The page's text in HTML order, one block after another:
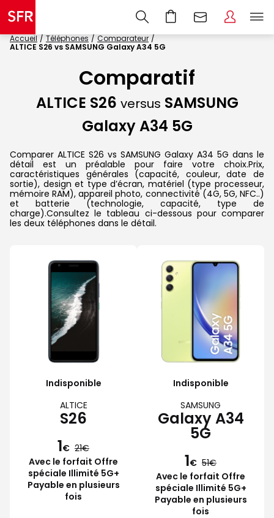
Accueil Téléphones
Comparateur
ALTICE S26 vs SAMSUNG Galaxy A34 5G
Comparatif
ALTICE S26 versus SAMSUNG
Galaxy A34 5G
Comparer ALTICE S26 vs SAMSUNG Galaxy A34 5G dans le
détail est un préalable pour faire votre choix.Prix,
caractéristiques générales (capacité, couleur, date de
sortie), design et type d’écran, matériel (type processeur,
mémoire RAM), appareil photo, connectivité (4G, 5G, NFC..)
et batterie (technologie, capacité, type de
charge).Consultez le tableau ci-dessous pour comparer
les deux téléphones dans le détail.
Indisponible
ALTICE
S26
1€ 21
Avec le forfait Offre
spéciale Illimité 5G+
Payable en plusieurs
fois
Indisponible
SAMSUNG
Galaxy A34
5G
1€ 51
Avec le forfait Offre
spéciale Illimité 5G+
Payable en plusieurs
fois